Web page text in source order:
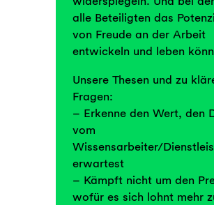
alle Beteiligten das
von Freude an der Arbeit
entwickeln und leben
Unsere Thesen und zu
Fragen:
– Erkenne den Wert, den
vom
Wissensarbeiter/
erwartest
– Kämpft nicht um den
wofür es sich lohnt mehr